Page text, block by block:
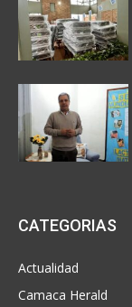
CATEGORIAS
Actualidad
Camaca Herald